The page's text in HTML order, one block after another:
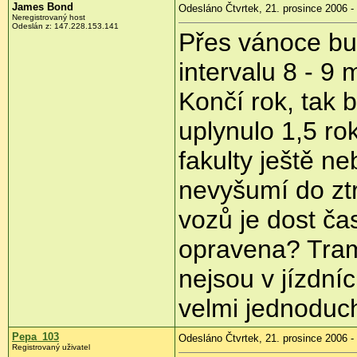
James Bond
Neregistrovaný host
Odeslán z: 147.228.153.141
Odesláno Čtvrtek, 21. prosince 2006 -
Přes vánoce
intervalu 8 - 9
Končí rok, tak
uplynulo 1,5
fakulty ještě
nevyšumí do
vozů je dost
opravena?
nejsou v
velmi
Pepa_103
Registrovaný uživatel
Odesláno Čtvrtek, 21. prosince 2006 -